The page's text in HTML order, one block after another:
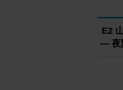
E2
― 夜